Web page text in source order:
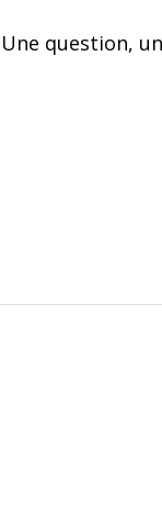
Une question,